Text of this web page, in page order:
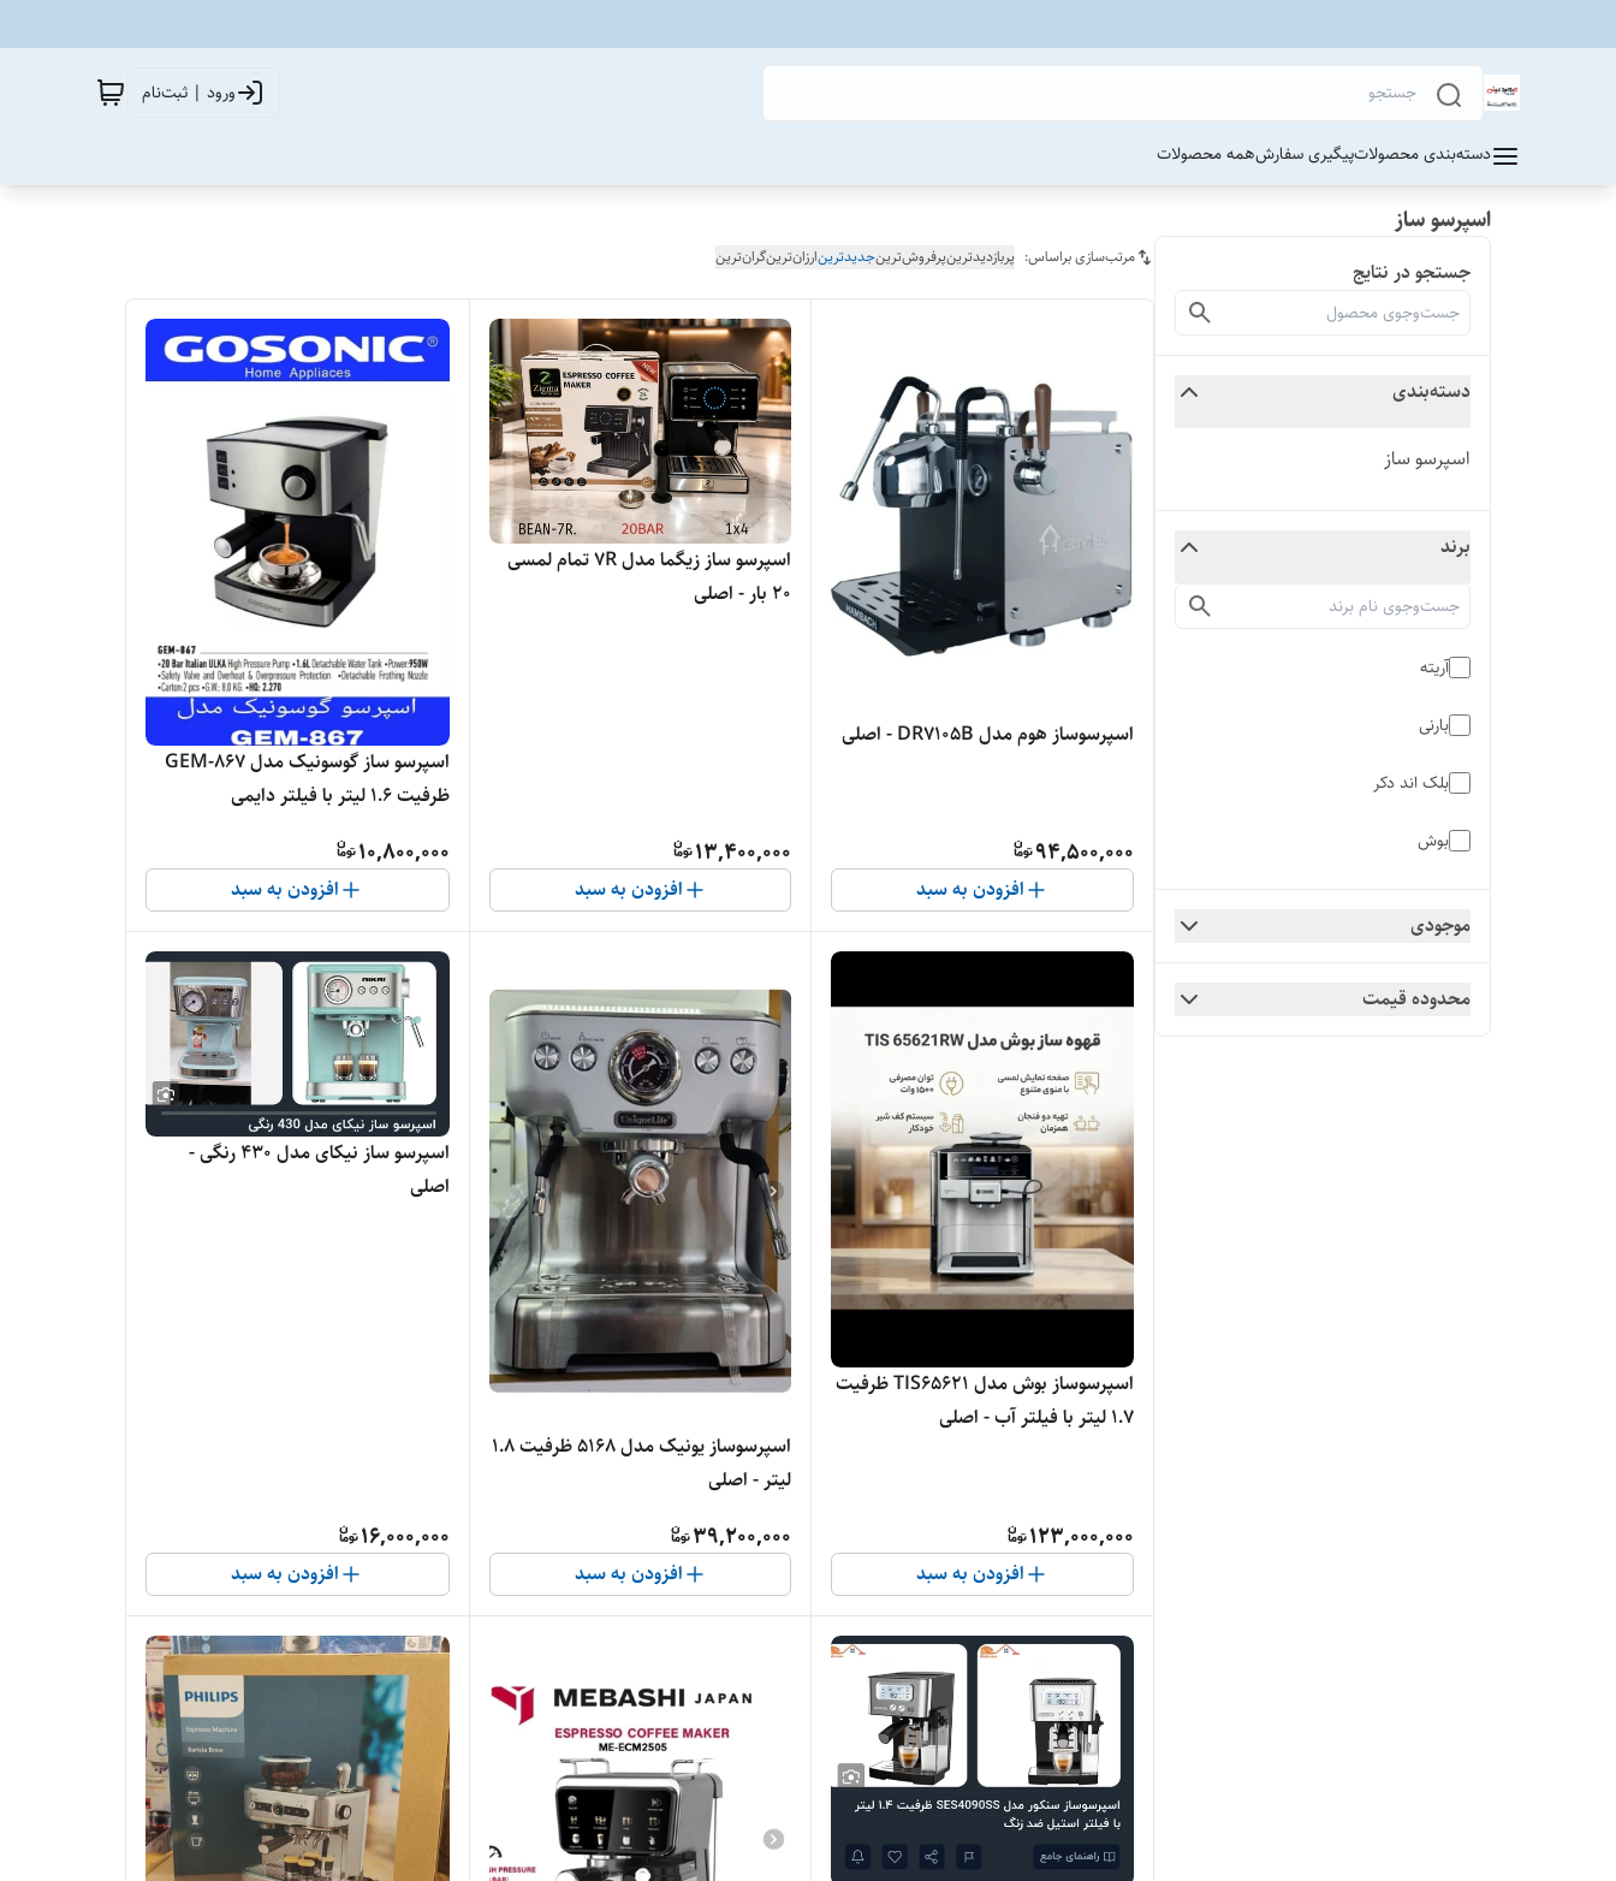
ورود | ثبت‌نام
دسته‌بندی محصولاتپیگیری سفارشهمه محصولات
اسپرسو ساز
جستجو در نتایج
دسته‌بندی
اسپرسو ساز
برند
آریته
بارنی
بلک اند دکر
بوش
زیگما
موجودی
محدوده قیمت
مرتب‌سازی براساس: پربازدیدترینپرفروش‌ترینجدیدترینارزان‌ترینگران‌ترین
اسپرسوساز هوم مدل DR7105B - اصلی
94,500,000
افزودن به سبد
اسپرسو ساز زیگما مدل 7R تمام لمسی
۲۰ بار - اصلی
13,400,000
افزودن به سبد
اسپرسو ساز گوسونیک مدل GEM-867
ظرفیت ۱.۶ لیتر با فیلتر دایمی
10,800,000
افزودن به سبد
اسپرسوساز بوش مدل TIS65621 ظرفیت
۱.۷ لیتر با فیلتر آب - اصلی
123,000,000
افزودن به سبد
اسپرسوساز یونیک مدل 5168 ظرفیت ۱.۸
لیتر - اصلی
39,200,000
افزودن به سبد
اسپرسو ساز نیکای مدل 430 رنگی -
اصلی
16,000,000
افزودن به سبد